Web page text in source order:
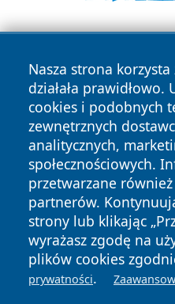
Nasza strona
działała
cookies i podobnych
zewnętrznych
analitycznych,
społecznościowych.
przetwarzane również
partnerów.
strony lub klikając
wyrażasz zgodę na
plików cookies
prywatności.
Copyright © 2026
zastrzeżone.
News Autorzy
Polityka